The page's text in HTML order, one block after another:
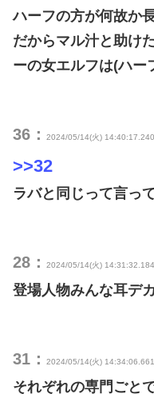
ハーフの方が何故か
だからマル汁と助け
ーの女エルフは(ハー
36： 2024/05/14(火) 14:40:17.240
>>32
ラバと同じって言っ
28： 2024/05/14(火) 14:31:32.184
登場人物みんな耳デ
31： 2024/05/14(火) 14:34:06.661
それぞれの専門ごと